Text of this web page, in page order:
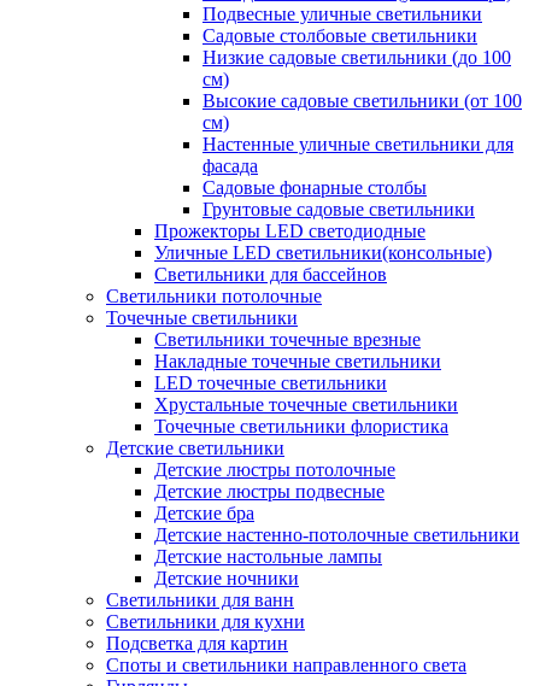
Подвесные уличные светильники
Садовые столбовые светильники
Низкие садовые светильники (до 100
см)
Высокие садовые светильники (от 100
см)
Настенные уличные светильники для
фасада
Садовые фонарные столбы
Грунтовые садовые светильники
Прожекторы LED светодиодные
Уличные LED светильники(консольные)
Светильники для бассейнов
Светильники потолочные
Точечные светильники
Светильники точечные врезные
Накладные точечные светильники
LED точечные светильники
Хрустальные точечные светильники
Точечные светильники флористика
Детские светильники
Детские люстры потолочные
Детские люстры подвесные
Детские бра
Детские настенно-потолочные светильники
Детские настольные лампы
Детские ночники
Светильники для ванн
Светильники для кухни
Подсветка для картин
Споты и светильники направленного света